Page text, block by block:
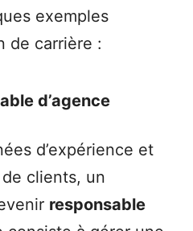
exemples
de carrière :
d’agence
d’expérience et
clients, un
responsable